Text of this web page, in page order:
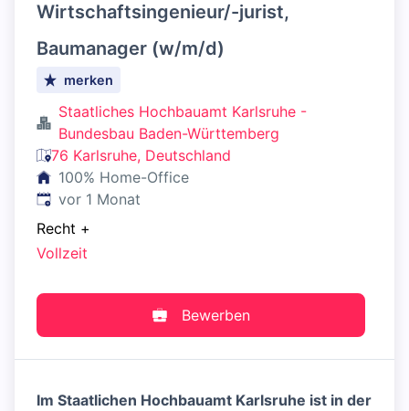
Wirtschaftsingenieur/-jurist,
Baumanager (w/m/d)
merken
Staatliches Hochbauamt Karlsruhe -
Bundesbau Baden-Württemberg
76 Karlsruhe, Deutschland
100% Home-Office
Veröffentlicht:
vor 1 Monat
Recht +
Vollzeit
Bewerben
Im Staatlichen Hochbauamt Karlsruhe ist in der